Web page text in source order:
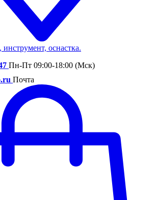
оснастка.
Пн-Пт 09:00-18:00 (Мск)
Почта